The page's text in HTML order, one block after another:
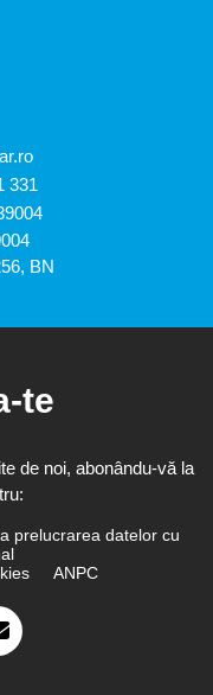
331
BN
te
de noi, abonându-vă la
prelucrarea datelor cu
ANPC